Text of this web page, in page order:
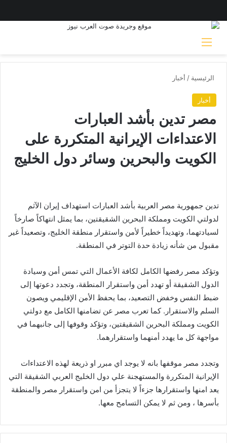
القائمة
الرئيسية / أخبار
أخبار
مصر تدين بأشد العبارات
الاعتداءات الإيرانية المتكررة على
الكويت والبحرين وسائر دول الخليج
تدين جمهورية مصر العربية بأشد العبارات استهداف إيران الآثم
لدولتي الكويت ومملكة البحرين الشقيقتين، بما يمثل انتهاكاً صارخاً
لسيادتهما، وتهديداً خطيراً لأمن واستقرار منطقة الخليج، وتصعيداً غير
مقبول من شأنه زيادة حدة التوتر في المنطقة.
وتؤكد مصر رفضها الكامل لكافة الأعمال التي تمس أمن وسيادة
الدول الشقيقة أو تهدد أمن واستقرار المنطقة، وتجدد دعوتها إلى
ضبط النفس وخفض التصعيد، بما يحفظ الأمن الإقليمي ويصون
السلم والاستقرار. كما تعرب مصر عن تضامنها الكامل مع دولتي
الكويت ومملكة البحرين الشقيقتين، وتؤكد وقوفها إلى جانبهما في
مواجهة كل ما يهدد أمنهما واستقرارهما.
وتجدد مصر موقفها بانه لا يوجد اي مبرر او ذريعة لهذه الاعتداءات
الإيرانية المتكررة والمستهجنة علي دول الخليج العربي الشقيقة التي
يعد امنها واستقرارها جزءاً لا يتجزأ من امن واستقرار مصر والمنطقة
بأسرها ، ومن ثم لا يمكن التسامح معها.